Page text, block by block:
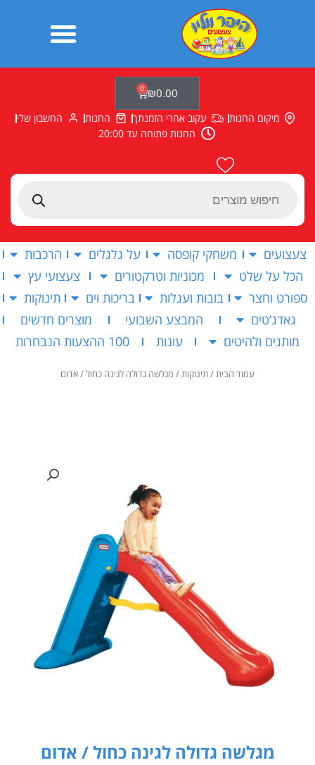
Products
₪0.00
0
עגלת
קניות
מיקום החנות עקוב אחרי הזמנתך החנות
החשבון שלי
החנות פתוחה עד 20:00
צעצועים משחקי קופסה על גלגלים
הרכבות
הכל על שלט
מכוניות וטרקטורים
צעצועי עץ
ספורט וחצר
בובות ועגלות בריכות וים
תינוקות
גאדג’טים
המבצע השבועי
מוצרים חדשים
מותגים ולהיטים
עונות 100 ההצעות הנבחרות
עמוד הבית/תינוקות/ מגלשה גדולה לגינה כחול / אדום
מגלשה גדולה לגינה כחול / אדום